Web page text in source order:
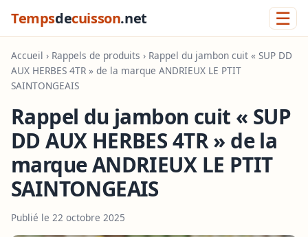
Tempsdecuisson.net ☰
Accueil › Rappels de produits › Rappel du jambon cuit « SUP DD
AUX HERBES 4TR » de la marque ANDRIEUX LE PTIT
SAINTONGEAIS
Rappel du jambon cuit « SUP
DD AUX HERBES 4TR » de la
marque ANDRIEUX LE PTIT
SAINTONGEAIS
Publié le 22 octobre 2025